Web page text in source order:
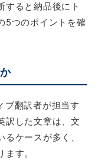
すると納品後にト
5つのポイントを確
ブ翻訳者が担当す
訳した文章は、文
ケースが多く、
す。